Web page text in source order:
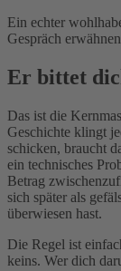
Ein echter
Gespräch
Er bittet
Das ist die
Geschichte klingt
schicken, braucht
ein technisches
Betrag
sich später als
überwiesen hast.
Die Regel ist
keins. Wer dich